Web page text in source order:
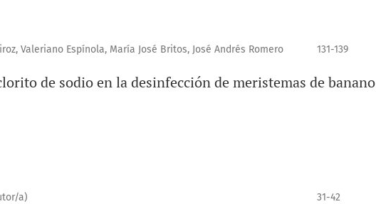
Valeriano Espínola, María José Britos, José Andrés Romero
131-139
de sodio en la desinfección de meristemas de banano
a) 31-42